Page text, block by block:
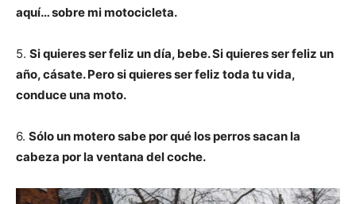
aquí… sobre mi motocicleta.
5. Si quieres ser feliz un día, bebe. Si quieres ser feliz un
año, cásate. Pero si quieres ser feliz toda tu vida,
conduce una moto.
6. Sólo un motero sabe por qué los perros sacan la
cabeza por la ventana del coche.